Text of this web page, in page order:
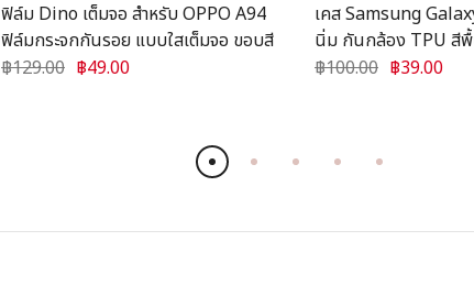
ฟิล์ม Dino เต็มจอ สำหรับ OPPO A94
ฟิล์มกระจกกันรอย แบบใสเต็มจอ ขอบสี
฿129.00 ฿49.00
เคส Samsung
นิ่ม กันกล้อง TPU สี
฿100.00 ฿39.00